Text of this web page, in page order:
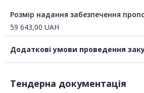
Розмір надання забезпечення
59 643,00 UAH
Додаткові умови проведення
Тендерна документація